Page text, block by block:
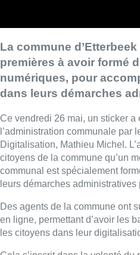
communal est spécialement
Des agents de la commune ont
en ligne, permettant d’avoir les
les citoyens dans leur
Cela s’inscrit dans la volonté du
d’un guichet numérique
En multipliant les lieux où l’on
personnalisé pour apprendre à
l’ambition du secrétaire d’Etat
digitale d’ici 2030. Dès
administratives en ligne.
citoyennes pourront alors se
commune, CPAS, etc pour une
avec MyPension, MyMinfin ou